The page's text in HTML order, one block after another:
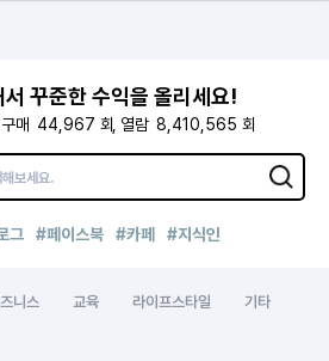
꾸준한 수익을 올리세요!
구매 44,967 회 열람 8,410,565 회
그 #페이스북 #카페 #지식인
니스 교육 라이프스타일 기타